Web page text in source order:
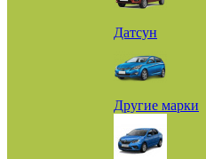
Датсун
Другие марки